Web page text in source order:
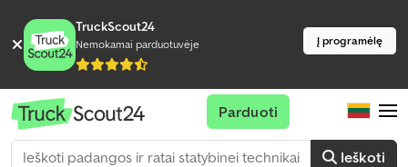
TruckScout24
Nemokamai parduotuvėje Į programėlę
Ieškoti
Parduoti